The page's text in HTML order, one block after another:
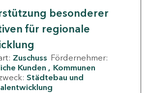
besonderer
für regionale
Zuschuss Fördernehmer:
Kunden
Kommunen
Städtebau und